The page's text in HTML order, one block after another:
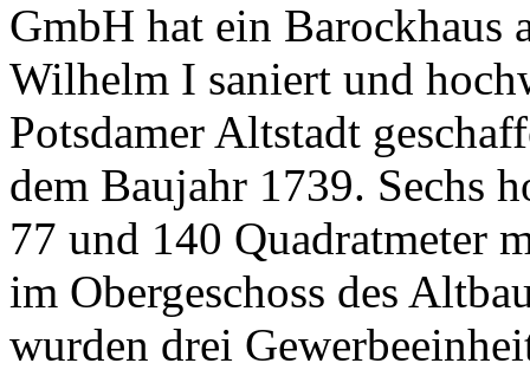
GmbH hat ein Barockhaus
Wilhelm I saniert und
Potsdamer Altstadt
dem Baujahr 1739. Sechs
77 und 140 Quadratmeter
im Obergeschoss des
wurden drei